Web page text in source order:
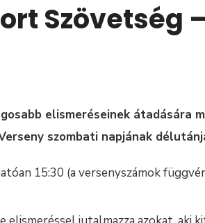
Szövetség
elismeréseinek átadására
szombati napjának
15:30 (a versenyszámok